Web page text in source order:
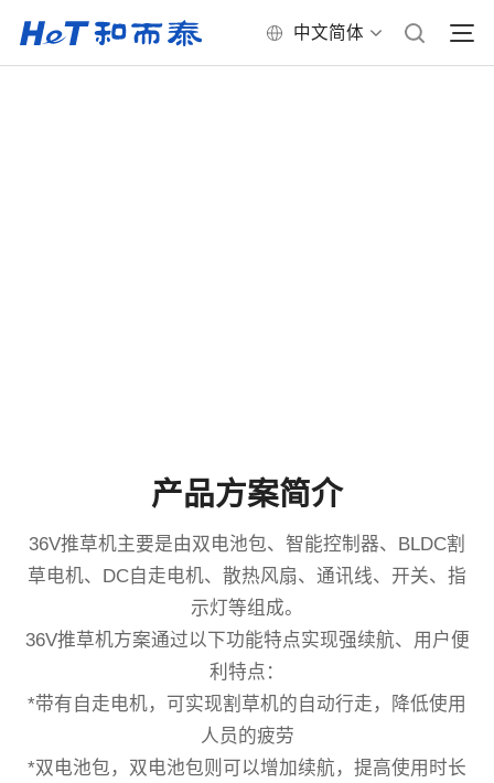
中文简体
产品方案简介
36V推草机主要是由双电池包、智能控制器、BLDC割
草电机、DC自走电机、散热风扇、通讯线、开关、指
示灯等组成。
36V推草机方案通过以下功能特点实现强续航、用户便
利特点：
*带有自走电机，可实现割草机的自动行走，降低使用
人员的疲劳
*双电池包，双电池包则可以增加续航，提高使用时长